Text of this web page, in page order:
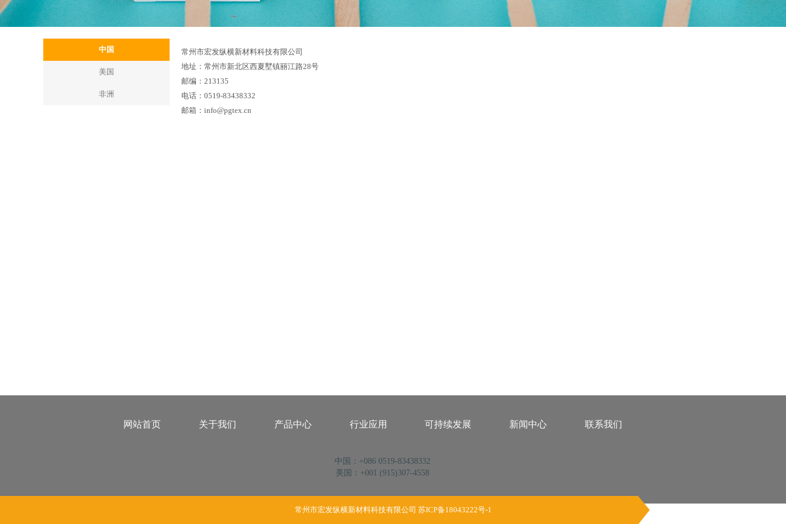
中国
美国
非洲
常州市宏发纵横新材料科技有限公司
地址：常州市新北区西夏墅镇丽江路28号
邮编：213135
电话： 0519-83438332
邮箱： info@pgtex.cn
网站首页 关于我们 产品中心 行业应用 可持续发展 新闻中心 联系我们
中国：+086 0519-83438332
美国：+001 (915)307-4558
常州市宏发纵横新材料科技有限公司 苏ICP备18043222号-1